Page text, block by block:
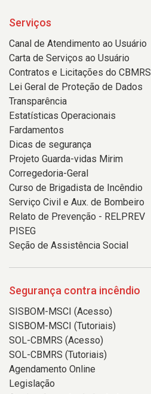
Serviços
Canal de Atendimento ao Usuário
Carta de Serviços ao Usuário
Contratos e Licitações do CBMRS
Lei Geral de Proteção de Dados
Transparência
Estatísticas Operacionais
Fardamentos
Dicas de segurança
Projeto Guarda-vidas Mirim
Corregedoria-Geral
Curso de Brigadista de Incêndio
Serviço Civil e Aux. de Bombeiro
Relato de Prevenção - RELPREV
PISEG
Seção de Assistência Social
Segurança contra incêndio
SISBOM-MSCI (Acesso)
SISBOM-MSCI (Tutoriais)
SOL-CBMRS (Acesso)
SOL-CBMRS (Tutoriais)
Agendamento Online
Legislação